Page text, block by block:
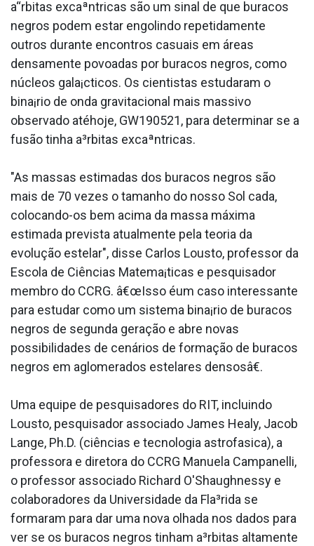
a“rbitas excaªntricas são um sinal de que buracos
negros podem estar engolindo repetidamente
outros durante encontros casuais em áreas
densamente povoadas por buracos negros, como
núcleos gala¡cticos. Os cientistas estudaram o
bina¡rio de onda gravitacional mais massivo
observado atéhoje, GW190521, para determinar se a
fusão tinha a³rbitas excaªntricas.
"As massas estimadas dos buracos negros são
mais de 70 vezes o tamanho do nosso Sol cada,
colocando-os bem acima da massa máxima
estimada prevista atualmente pela teoria da
evolução estelar", disse Carlos Lousto, professor da
Escola de Ciências Matema¡ticas e pesquisador
membro do CCRG. â€œIsso éum caso interessante
para estudar como um sistema bina¡rio de buracos
negros de segunda geração e abre novas
possibilidades de cenários de formação de buracos
negros em aglomerados estelares densosâ€.
Uma equipe de pesquisadores do RIT, incluindo
Lousto, pesquisador associado James Healy, Jacob
Lange, Ph.D. (ciências e tecnologia astrofa­sica), a
professora e diretora do CCRG Manuela Campanelli,
o professor associado Richard O'Shaughnessy e
colaboradores da Universidade da Fla³rida se
formaram para dar uma nova olhada nos dados para
ver se os buracos negros tinham a³rbitas altamente